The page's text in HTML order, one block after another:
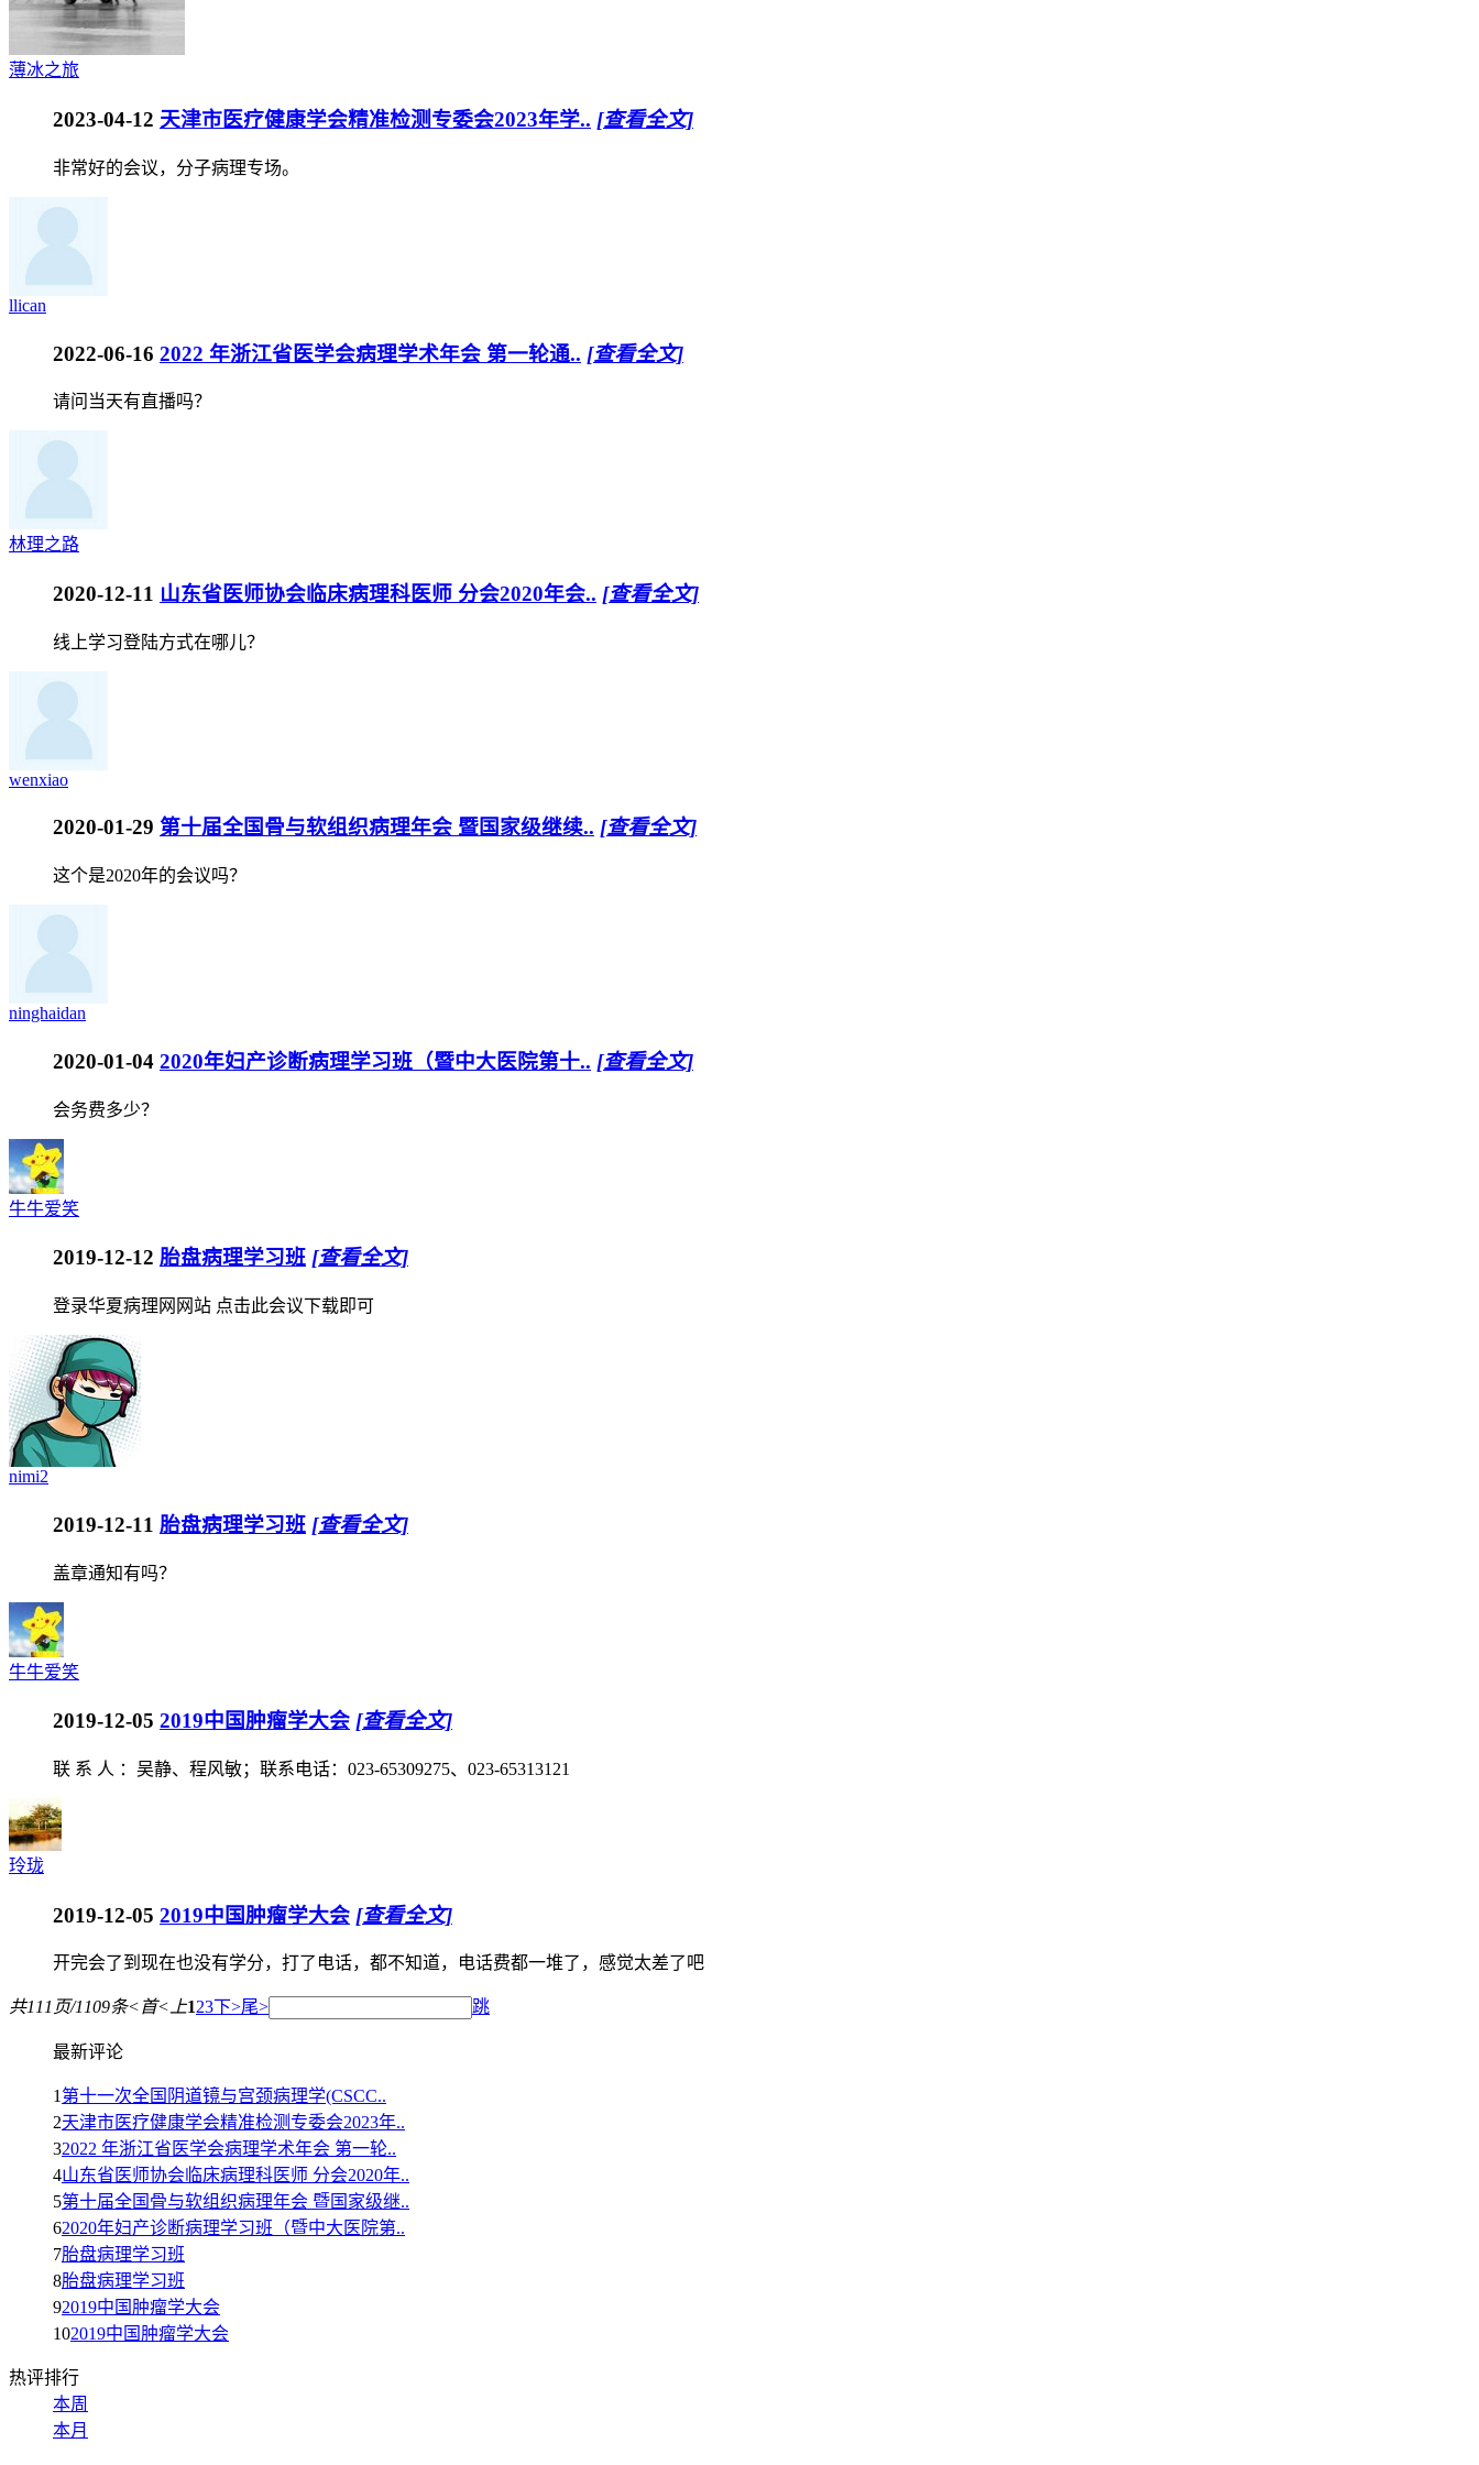
薄冰之旅
2023-04-12 天津市医疗健康学会精准检测专委会2023年学.. [查看全文]
非常好的会议，分子病理专场。
llican
2022-06-16 2022 年浙江省医学会病理学术年会 第一轮通.. [查看全文]
请问当天有直播吗？
林理之路
2020-12-11 山东省医师协会临床病理科医师 分会2020年会.. [查看全文]
线上学习登陆方式在哪儿？
wenxiao
2020-01-29 第十届全国骨与软组织病理年会 暨国家级继续.. [查看全文]
这个是2020年的会议吗？
ninghaidan
2020-01-04 2020年妇产诊断病理学习班（暨中大医院第十.. [查看全文]
会务费多少？
牛牛爱笑
2019-12-12 胎盘病理学习班 [查看全文]
登录华夏病理网网站 点击此会议下载即可
nimi2
2019-12-11 胎盘病理学习班 [查看全文]
盖章通知有吗？
牛牛爱笑
2019-12-05 2019中国肿瘤学大会 [查看全文]
联 系 人 ：吴静、程风敏；联系电话：023-65309275、023-65313121
玲珑
2019-12-05 2019中国肿瘤学大会 [查看全文]
开完会了到现在也没有学分，打了电话，都不知道，电话费都一堆了，感觉太差了吧
共111页/1109条< 首< 上123下>尾> 跳
最新评论
1 第十一次全国阴道镜与宫颈病理学(CSCC..
2天津市医疗健康学会精准检测专委会2023年..
32022 年浙江省医学会病理学术年会 第一轮..
4山东省医师协会临床病理科医师 分会2020年..
5第十届全国骨与软组织病理年会 暨国家级继..
62020年妇产诊断病理学习班（暨中大医院第..
7胎盘病理学习班
8胎盘病理学习班
92019中国肿瘤学大会
102019中国肿瘤学大会
热评排行
本周
本月